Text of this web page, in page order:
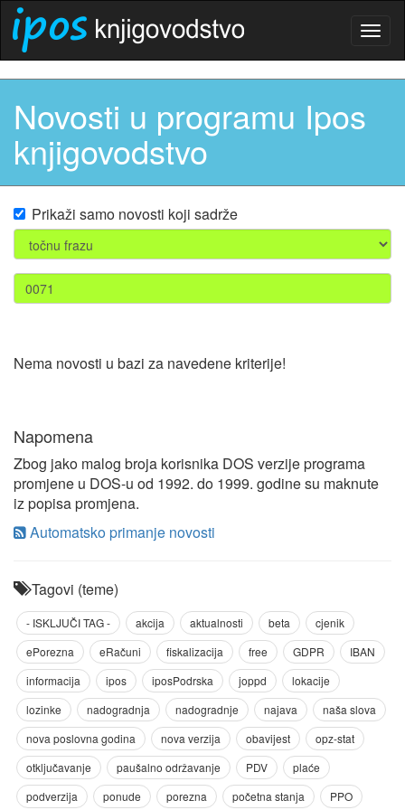
Novosti u programu Ipos
knjigovodstvo
Prikaži samo novosti koji sadrže
Nema novosti u bazi za navedene kriterije!
Napomena
Zbog jako malog broja korisnika DOS verzije programa
promjene u DOS-u od 1992. do 1999. godine su maknute
iz popisa promjena.
Automatsko primanje novosti
Tagovi (teme)